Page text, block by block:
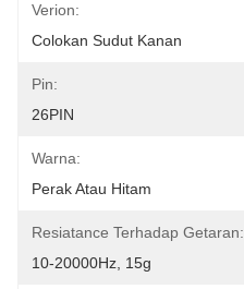
Verion:
Colokan Sudut Kanan
Pin:
26PIN
Warna:
Perak Atau Hitam
Resiatance Terhadap Getaran:
10-20000Hz, 15g